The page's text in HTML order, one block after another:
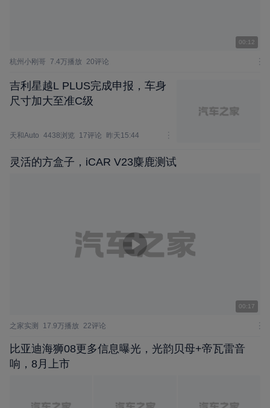
00:12
杭州小刚哥 7.4万播放 20评论
吉利星越L PLUS完成申报，车身
尺寸加大至准C级
天和Auto 4438浏览 17评论 昨天15:44
灵活的方盒子，iCAR V23麋鹿测试
00:17
之家实测 17.9万播放 22评论
比亚迪海狮08更多信息曝光，光韵贝母+帝瓦雷音
响，8月上市